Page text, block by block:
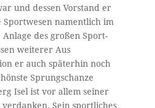
und dessen Vorstand er
namentlich im
des großen Sport­-
weiterer Aus­
er auch späterhin noch
Sprungschanze
Isel ist vor allem seiner
Sein sportliches